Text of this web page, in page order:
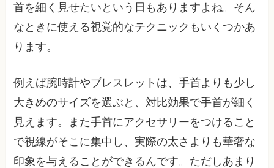
首を細く見せたいという日もありますよね。そん
なときに使える視覚的なテクニックもいくつかあ
ります。
例えば腕時計やブレスレットは、手首よりも少し
大きめのサイズを選ぶと、対比効果で手首が細く
見えます。また手首にアクセサリーをつけること
で視線がそこに集中し、実際の太さよりも華奢な
印象を与えることができるんです。ただしあまり